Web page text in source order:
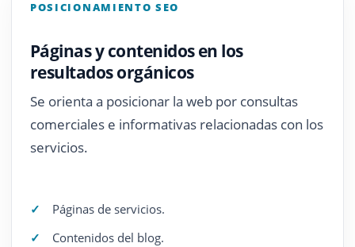
POSICIONAMIENTO SEO
Páginas y contenidos en los
resultados orgánicos
Se orienta a posicionar la web por consultas
comerciales e informativas relacionadas con los
servicios.
Páginas de servicios.
Contenidos del blog.